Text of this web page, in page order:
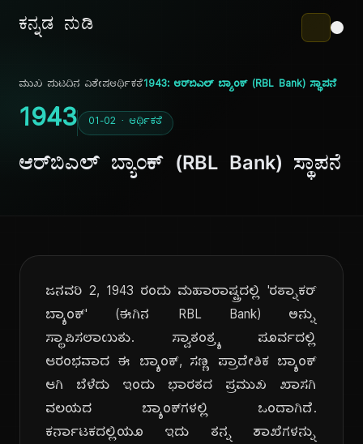
ಕನ್ನಡ ನುಡಿ
ಮುಖ ಪುಟದಿನ ವಿಶೇಷಆರ್ಥಿಕತೆ1943: ಆರ್‌ಬಿಎಲ್ ಬ್ಯಾಂಕ್ (RBL Bank) ಸ್ಥಾಪನೆ
1943 01-02 · ಆರ್ಥಿಕತೆ
ಆರ್‌ಬಿಎಲ್ ಬ್ಯಾಂಕ್ (RBL Bank) ಸ್ಥಾಪನೆ
ಜನವರಿ 2, 1943 ರಂದು ಮಹಾರಾಷ್ಟ್ರದಲ್ಲಿ 'ರತ್ನಾಕರ್
ಬ್ಯಾಂಕ್' (ಈಗಿನ RBL Bank) ಅನ್ನು
ಸ್ಥಾಪಿಸಲಾಯಿತು. ಸ್ವಾತಂತ್ರ್ಯ ಪೂರ್ವದಲ್ಲಿ
ಆರಂಭವಾದ ಈ ಬ್ಯಾಂಕ್, ಸಣ್ಣ ಪ್ರಾದೇಶಿಕ ಬ್ಯಾಂಕ್
ಆಗಿ ಬೆಳೆದು ಇಂದು ಭಾರತದ ಪ್ರಮುಖ ಖಾಸಗಿ
ವಲಯದ ಬ್ಯಾಂಕ್‌ಗಳಲ್ಲಿ ಒಂದಾಗಿದೆ.
ಕರ್ನಾಟಕದಲ್ಲಿಯೂ ಇದು ತನ್ನ ಶಾಖೆಗಳನ್ನು